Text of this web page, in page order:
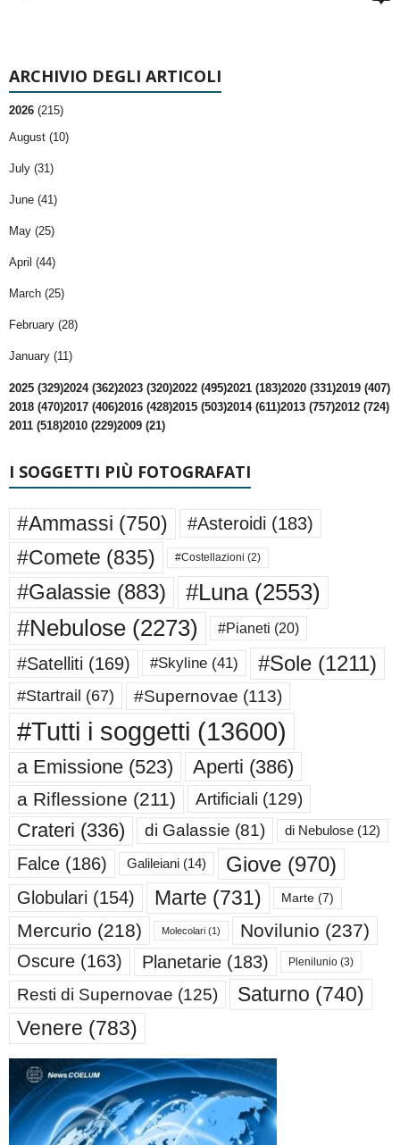
ARCHIVIO DEGLI ARTICOLI
2026 (215)
August (10)
July (31)
June (41)
May (25)
April (44)
March (25)
February (28)
January (11)
2025 (329)2024 (362)2023 (320)2022 (495)2021 (183)2020 (331)2019 (407)
2018 (470)2017 (406)2016 (428)2015 (503)2014 (611)2013 (757)2012 (724)
2011 (518)2010 (229)2009 (21)
I SOGGETTI PIÙ FOTOGRAFATI
#Ammassi (750) #Asteroidi (183)
#Comete (835) #Costellazioni (2)
#Galassie (883) #Luna (2553)
#Nebulose (2273) #Pianeti (20)
#Satelliti (169) #Skyline (41) #Sole (1211)
#Startrail (67) #Supernovae (113)
#Tutti i soggetti (13600)
a Emissione (523) Aperti (386)
a Riflessione (211) Artificiali (129)
Crateri (336) di Galassie (81) di Nebulose (12)
Falce (186) Galileiani (14) Giove (970)
Globulari (154) Marte (731) Marte (7)
Mercurio (218) Molecolari (1) Novilunio (237)
Oscure (163) Planetarie (183) Plenilunio (3)
Resti di Supernovae (125) Saturno (740)
Venere (783)